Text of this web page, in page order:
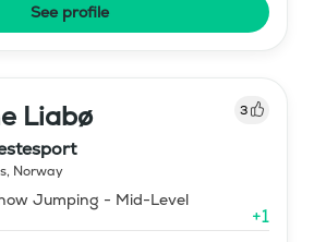
See profile
Liabø 3
, Norway
Jumping - Mid-Level
+1